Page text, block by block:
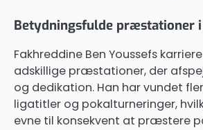
Betydningsfulde præstationer
Fakhreddine Ben Youssefs
adskillige præstationer, der
og dedikation. Han har vundet
ligatitler og pokalturneringer,
evne til konsekvent at præstere